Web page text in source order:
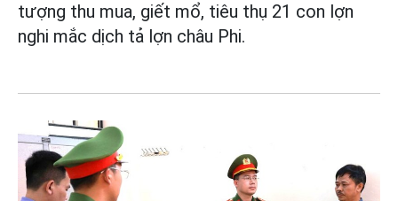
tượng thu mua, giết mổ, tiêu thụ 21 con lợn
nghi mắc dịch tả lợn châu Phi.